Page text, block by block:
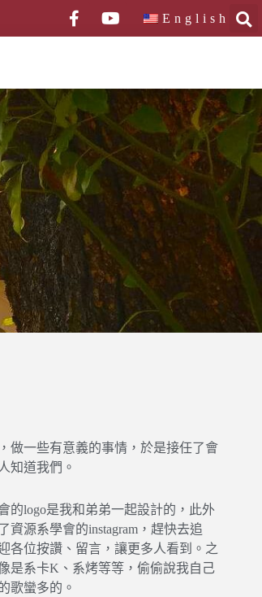
English
做一些有意義的事情，於是接任了會
知道我們。
的logo是我和弟弟一起設計的，此外
源系學會的instagram，趕快去追
各位按讚、留言，讓更多人看到。之
是系卡K、系烤等等，偷偷說我自己
歌蠻多的。